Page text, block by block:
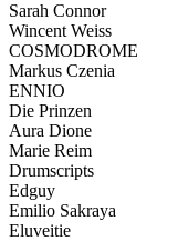
Sarah Connor
Wincent Weiss
COSMODROME
Markus Czenia
ENNIO
Die Prinzen
Aura Dione
Marie Reim
Drumscripts
Edguy
Emilio Sakraya
Eluveitie